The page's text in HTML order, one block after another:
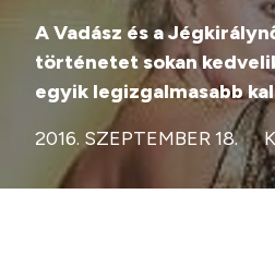
A Vadász és a
történetet sokan
egyik legizgalmasabb
2016. SZEPTEMBER 18.